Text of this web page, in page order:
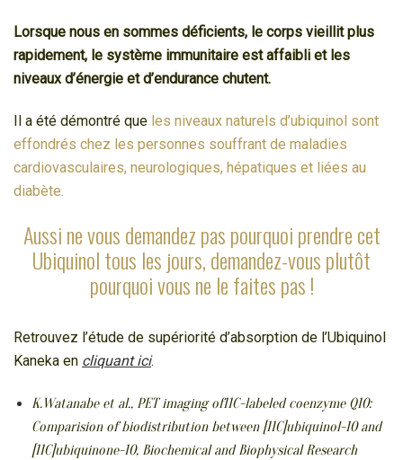
Lorsque nous en sommes déficients, le corps vieillit plus
rapidement, le système immunitaire est affaibli et les
niveaux d’énergie et d’endurance chutent.
Il a été démontré que les niveaux naturels d’ubiquinol sont
effondrés chez les personnes souffrant de maladies
cardiovasculaires, neurologiques, hépatiques et liées au
diabète.
Aussi ne vous demandez pas pourquoi prendre cet
Ubiquinol tous les jours, demandez-vous plutôt
pourquoi vous ne le faites pas !
Retrouvez l’étude de supériorité d’absorption de l’Ubiquinol
Kaneka en cliquant ici.
K.Watanabe et al., PET imaging of11C-labeled coenzyme Q10:
Comparision of biodistribution between [11C]ubiquinol-10 and
[11C]ubiquinone-10, Biochemical and Biophysical Research